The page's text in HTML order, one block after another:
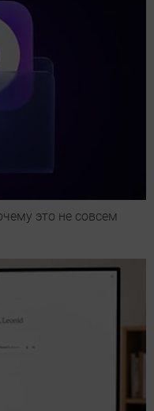
это не совсем